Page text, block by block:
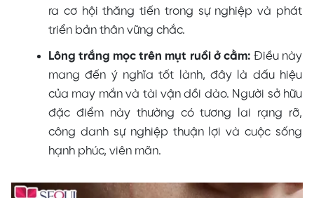
ra cơ hội thăng tiến trong sự nghiệp và phát
triển bản thân vững chắc.
Lông trắng mọc trên mụt ruồi ở cằm: Điều này
mang đến ý nghĩa tốt lành, đây là dấu hiệu
của may mắn và tài vận dồi dào. Người sở hữu
đặc điểm này thường có tương lai rạng rỡ,
công danh sự nghiệp thuận lợi và cuộc sống
hạnh phúc, viên mãn.